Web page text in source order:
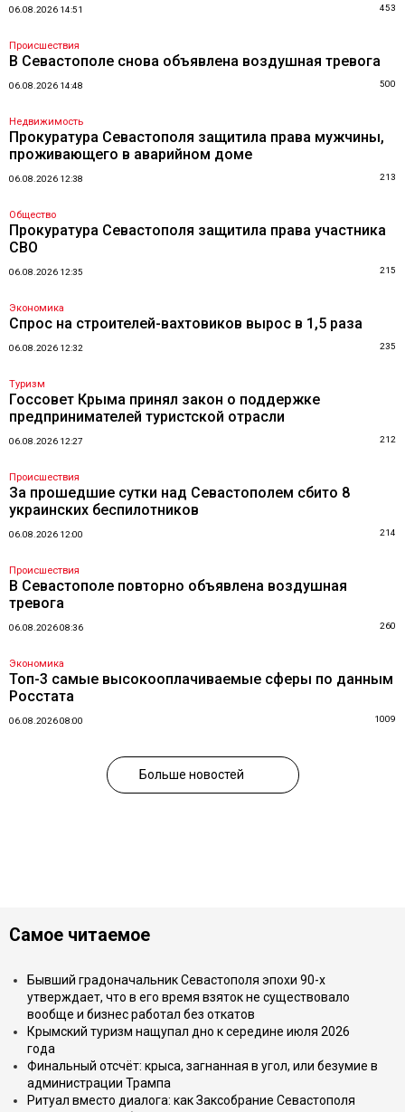
06.08.2026 14:51 453
Происшествия
В Севастополе снова объявлена воздушная тревога
06.08.2026 14:48 500
Недвижимость
Прокуратура Севастополя защитила права мужчины,
проживающего в аварийном доме
06.08.2026 12:38 213
Общество
Прокуратура Севастополя защитила права участника
СВО
06.08.2026 12:35 215
Экономика
Спрос на строителей-вахтовиков вырос в 1,5 раза
06.08.2026 12:32 235
Туризм
Госсовет Крыма принял закон о поддержке
предпринимателей туристской отрасли
06.08.2026 12:27 212
Происшествия
За прошедшие сутки над Севастополем сбито 8
украинских беспилотников
06.08.2026 12:00 214
Происшествия
В Севастополе повторно объявлена воздушная
тревога
06.08.2026 08:36 260
Экономика
Топ-3 самые высокооплачиваемые сферы по данным
Росстата
06.08.2026 08:00 1009
Больше новостей
Самое читаемое
Бывший градоначальник Севастополя эпохи 90-х
утверждает, что в его время взяток не существовало
вообще и бизнес работал без откатов
Крымский туризм нащупал дно к середине июля 2026
года
Финальный отсчёт: крыса, загнанная в угол, или безумие в
администрации Трампа
Ритуал вместо диалога: как Заксобрание Севастополя